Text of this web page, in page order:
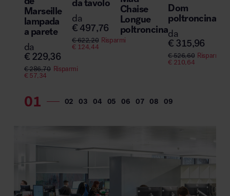
Marseille
lampada
a parete
da
€ 229,36
€286,70 Risparmi
€57,34
da tavolo
da
€ 497,76
€622,20 Risparmi
€124,44
Chaise
Longue
poltroncina
Dom
poltroncina
da
€ 315,96
€526,60 Risparmi
€210,64